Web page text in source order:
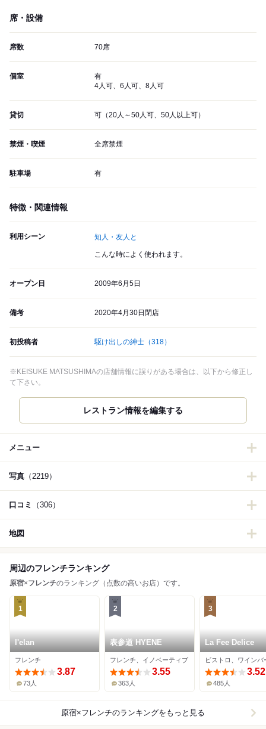
席・設備
席数 70席
個室
有
4人可、6人可、8人可
貸切 可（20人～50人可、50人以上可）
禁煙・喫煙 全席禁煙
駐車場 有
特徴・関連情報
利用シーン 知人・友人と
こんな時によく使われます。
オープン日 2009年6月5日
備考 2020年4月30日閉店
初投稿者 駆け出しの紳士 （318）
※KEISUKE MATSUSHIMAの店舗情報に誤りがある場合は、以下から修正し
て下さい。
レストラン情報を編集する
メニュー
写真 （2219）
口コミ （306）
地図
周辺のフレンチランキング
原宿×フレンチのランキング（点数の高いお店）です。
1
l'elan
フレンチ
3.87
73人
2
表参道 HYENE
フレンチ、イノベーティブ
3.55
363人
3
La Fee Delice
3.52
485人
原宿×フレンチのランキングをもっと見る